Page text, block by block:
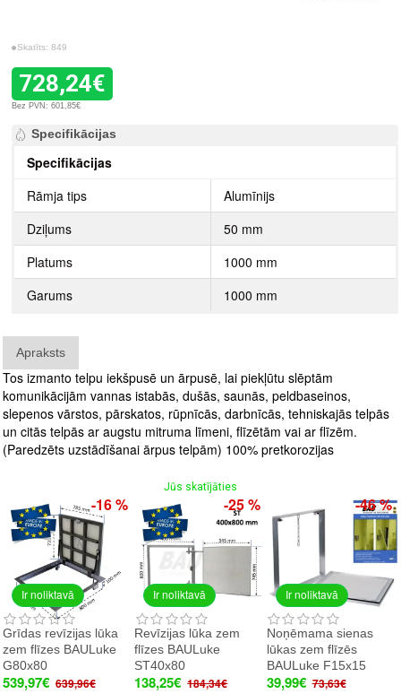
Skatīts: 849
728,24€
Bez PVN: 601,85€
Specifikācijas
Specifikācijas
Rāmja tips
Alumīnijs
Dziļums
50 mm
Platums
1000 mm
Garums
1000 mm
Apraksts
Tos izmanto telpu iekšpusē un ārpusē, lai piekļūtu slēptām
komunikācijām vannas istabās, dušās, saunās, peldbaseinos,
slepenos vārstos, pārskatos, rūpnīcās, darbnīcās, tehniskajās telpās
un citās telpās ar augstu mitruma līmeni, flīzētām vai ar flīzēm.
(Paredzēts uzstādīšanai ārpus telpām) 100% pretkorozijas
Jūs skatījāties
Ir noliktavā
-16 %
Grīdas revīzijas lūka
zem flīzes BAULuke
G80x80
539,97€ 639,96€
Ir noliktavā
-25 %
Revīzijas lūka zem
flīzes BAULuke
ST40x80
138,25€ 184,34€
Ir noliktavā
-46 %
Noņēmama sienas
lūkas zem flīzēs
BAULuke F15x15
39,99€ 73,63€